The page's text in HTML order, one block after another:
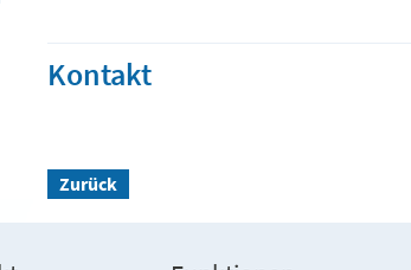
Kontakt
Zurück